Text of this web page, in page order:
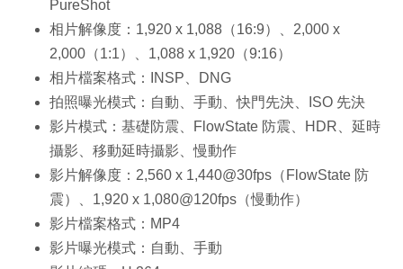
PureShot
相片解像度：1,920 x 1,088（16:9）、2,000 x
2,000（1:1）、1,088 x 1,920（9:16）
相片檔案格式：INSP、DNG
拍照曝光模式：自動、手動、快門先決、ISO 先決
影片模式：基礎防震、FlowState 防震、HDR、延時
攝影、移動延時攝影、慢動作
影片解像度：2,560 x 1,440@30fps（FlowState 防
震）、1,920 x 1,080@120fps（慢動作）
影片檔案格式：MP4
影片曝光模式：自動、手動